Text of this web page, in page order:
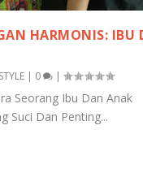
HARMONIS: IBU
| 0 |
Seorang Ibu Dan Anak
Suci Dan Penting...